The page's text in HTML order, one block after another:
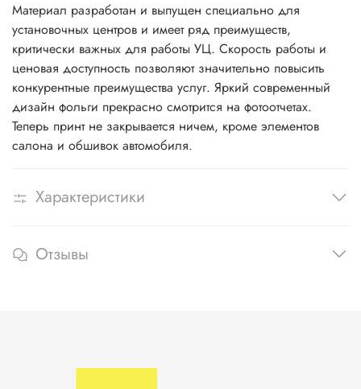
Материал разработан и выпущен специально для
установочных центров и имеет ряд преимуществ,
критически важных для работы УЦ. Скорость работы и
ценовая доступность позволяют значительно повысить
конкурентные преимущества услуг. Яркий современный
дизайн фольги прекрасно смотрится на фотоотчетах.
Теперь принт не закрывается ничем, кроме элементов
салона и обшивок автомобиля.
Характеристики
Отзывы